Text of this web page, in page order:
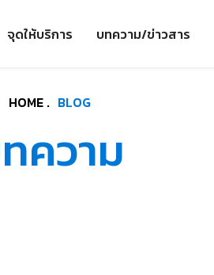
จุดให้บริการ บทความ/ข่าวสาร
HOME . BLOG
ความ